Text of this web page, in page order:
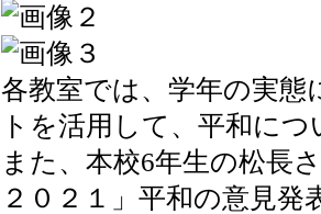
各教室では、学年の実態
トを活用して、平和に
また、本校6年生の松長
２０２１」平和の意見